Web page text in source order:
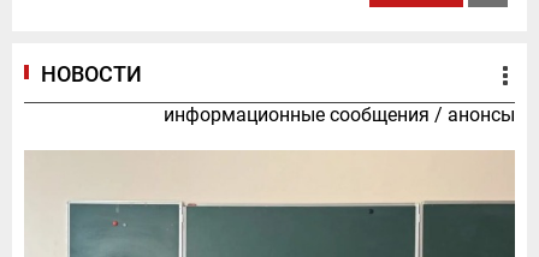
НОВОСТИ
информационные сообщения / анонсы